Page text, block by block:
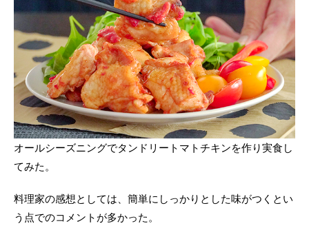
オールシーズニングでタンドリートマトチキンを作り実食し
てみた。
料理家の感想としては、簡単にしっかりとした味がつくとい
う点でのコメントが多かった。